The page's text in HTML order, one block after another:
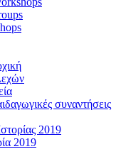
συναντήσεις
2019
2019